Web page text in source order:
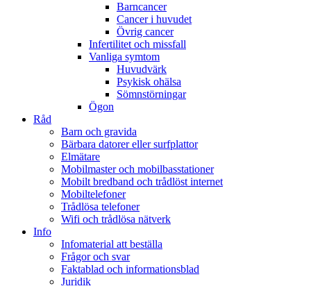
Barncancer
Cancer i huvudet
Övrig cancer
Infertilitet och missfall
Vanliga symtom
Huvudvärk
Psykisk ohälsa
Sömnstörningar
Ögon
Råd
Barn och gravida
Bärbara datorer eller surfplattor
Elmätare
Mobilmaster och mobilbasstationer
Mobilt bredband och trådlöst internet
Mobiltelefoner
Trådlösa telefoner
Wifi och trådlösa nätverk
Info
Infomaterial att beställa
Frågor och svar
Faktablad och informationsblad
Juridik